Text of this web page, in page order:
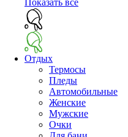
Показать все
Отдых
Термосы
Пледы
Автомобильные
Женские
Мужские
Очки